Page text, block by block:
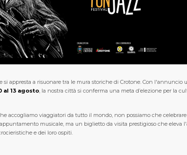
appresta a risuonare tra le mura storiche di Crotone. Con l'annuncio
al 13 agosto, la nostra città si conferma una meta d’elezione per la
accogliamo viaggiatori da tutto il mondo, non possiamo che
musicale, ma un biglietto da visita prestigioso che eleva
e dei loro ospiti.